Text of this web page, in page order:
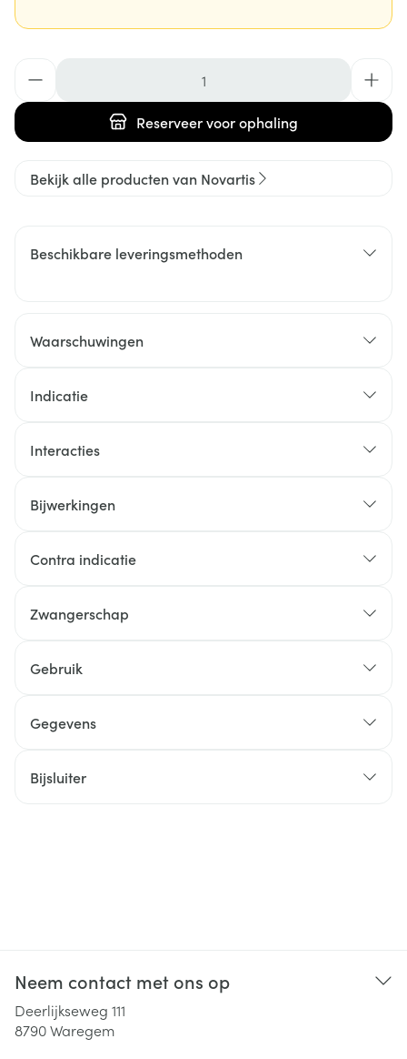
Reserveervoor ophaling
Bekijk alle producten van Novartis
Beschikbare leveringsmethoden
Waarschuwingen
Indicatie
Interacties
Bijwerkingen
Contra indicatie
Zwangerschap
Gebruik
Gegevens
Bijsluiter
Neem contact met ons op
Deerlijkseweg 111
8790Waregem